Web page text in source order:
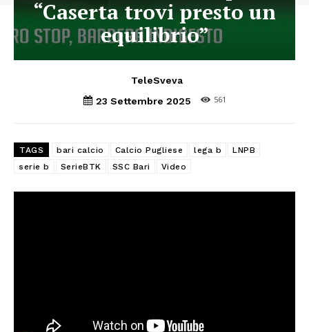
“Caserta trovi presto un
equilibrio”
TeleSveva
23 Settembre 2025
561
TAGS bari calcio Calcio Pugliese lega b
LNPB
serie b
SerieBTK SSC Bari Video